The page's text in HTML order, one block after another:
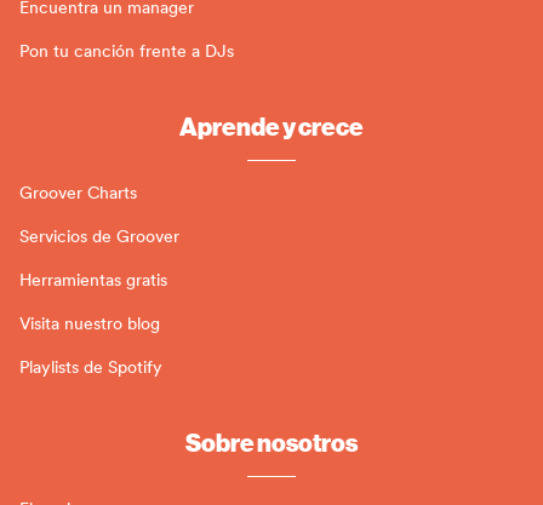
Encuentra un manager
Pon tu canción frente a DJs
Aprende y crece
Groover Charts
Servicios de Groover
Herramientas gratis
Visita nuestro blog
Playlists de Spotify
Sobre nosotros